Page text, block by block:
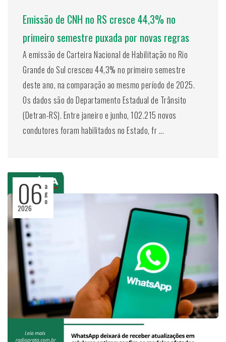
Emissão de CNH no RS cresce 44,3% no
primeiro semestre puxada por novas regras
A emissão de Carteira Nacional de Habilitação no Rio
Grande do Sul cresceu 44,3% no primeiro semestre
deste ano, na comparação ao mesmo período de 2025.
Os dados são do Departamento Estadual de Trânsito
(Detran-RS). Entre janeiro e junho, 102.215 novos
condutores foram habilitados no Estado, fr ...
06 a
g
o
2026